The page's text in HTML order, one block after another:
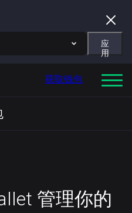
应
用
获取钱包
管理你的